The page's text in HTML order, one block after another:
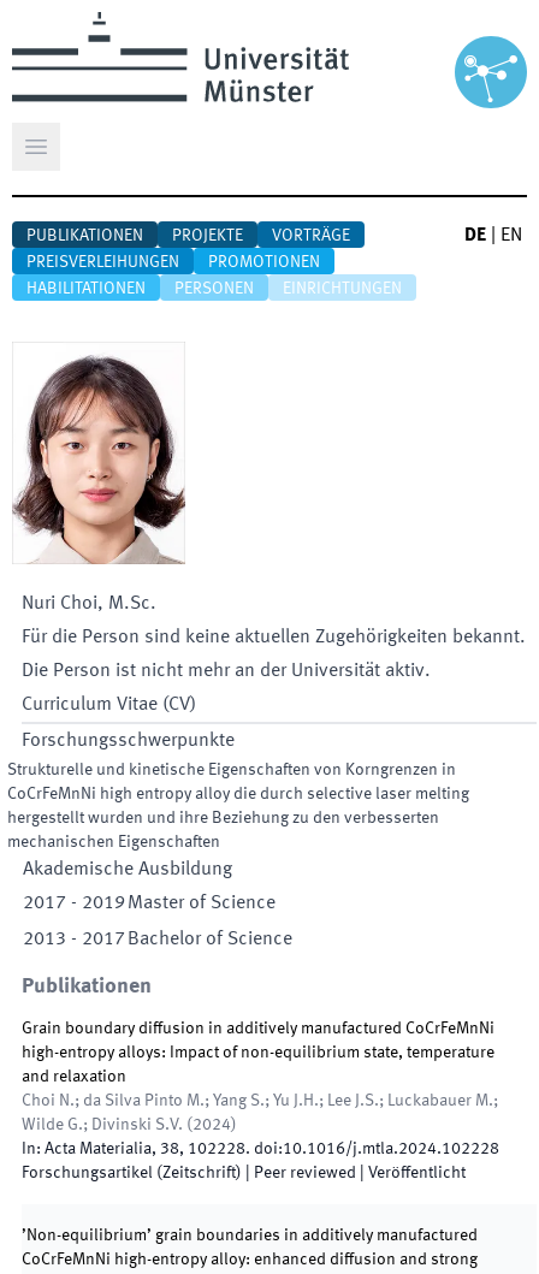
Hauptmenü öffnen
PUBLIKATIONEN PROJEKTE
VORTRÄGE
PREISVERLEIHUNGEN
PROMOTIONEN
HABILITATIONEN
PERSONEN EINRICHTUNGEN
DE EN
Nuri Choi, M.Sc.
Für die Person sind keine aktuellen Zugehörigkeiten bekannt.
Die Person ist nicht mehr an der Universität aktiv.
Curriculum Vitae (CV)
Forschungsschwerpunkte
Strukturelle und kinetische Eigenschaften von Korngrenzen in
CoCrFeMnNi high entropy alloy die durch selective laser melting
hergestellt wurden und ihre Beziehung zu den verbesserten
mechanischen Eigenschaften
Akademische Ausbildung
2017 - 2019Master of Science
2013 - 2017 Bachelor of Science
Publikationen
Grain boundary diffusion in additively manufactured CoCrFeMnNi
high-entropy alloys: Impact of non-equilibrium state, temperature
and relaxation
Choi N.; da Silva Pinto M.; Yang S.; Yu J.H.; Lee J.S.; Luckabauer M.;
Wilde G.; Divinski S.V. ( 2024)
In: Acta Materialia, 38, 102228. doi:10.1016/j.mtla.2024.102228
Forschungsartikel (Zeitschrift) | Peer reviewed Veröffentlicht
’Non-equilibrium’ grain boundaries in additively manufactured
CoCrFeMnNi high-entropy alloy: enhanced diffusion and strong